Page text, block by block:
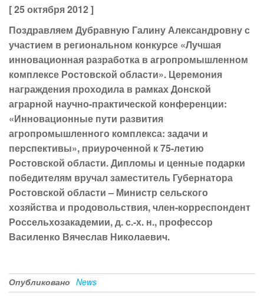
[ 25 октября 2012 ]
Поздравляем Дубравную Галину Александровну с
участием в региональном конкурсе «Лучшая
инновационная разработка в агропромышленном
комплексе Ростовской области». Церемония
награждения проходила в рамках Донской
аграрной научно-практической конференции:
«Инновационные пути развития
агропромышленного комплекса: задачи и
перспективы», приуроченной к 75-летию
Ростовской области. Дипломы и ценные подарки
победителям вручал заместитель Губернатора
Ростовской области – Министр сельского
хозяйства и продовольствия, член-корреспондент
Россельхозакадемии, д. с.-х. н., профессор
Василенко Вячеслав Николаевич.
Опубликовано News